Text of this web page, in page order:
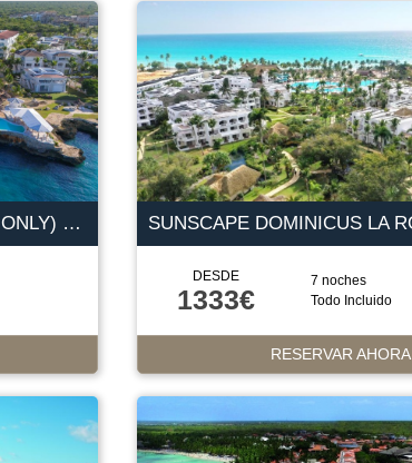
HM ALMA DE BAYAHÍBE (ADULTS ONLY) 4 ESTRELLAS
DESDE
1333€
7 noches
Todo Incluido
RESERVAR AHORA